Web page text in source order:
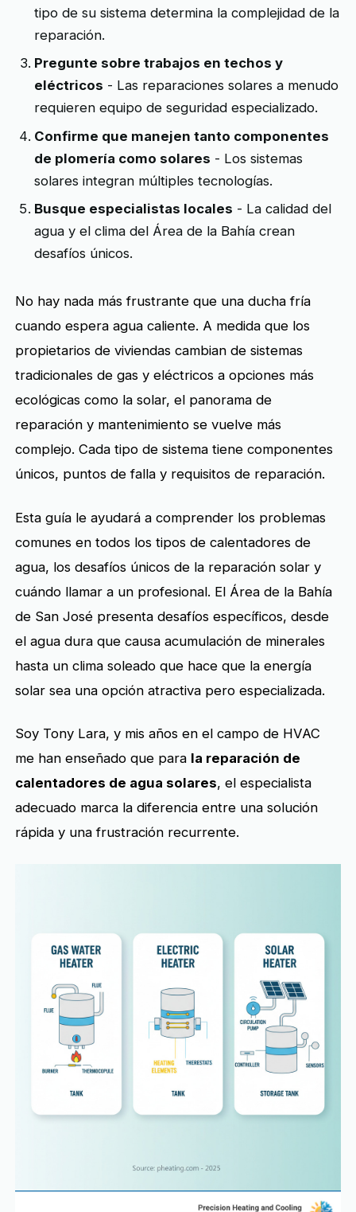
tipo de su sistema determina la complejidad de la
reparación.
Pregunte sobre trabajos en techos y
eléctricos - Las reparaciones solares a menudo
requieren equipo de seguridad especializado.
Confirme que manejen tanto componentes
de plomería como solares - Los sistemas
solares integran múltiples tecnologías.
Busque especialistas locales - La calidad del
agua y el clima del Área de la Bahía crean
desafíos únicos.
No hay nada más frustrante que una ducha fría
cuando espera agua caliente. A medida que los
propietarios de viviendas cambian de sistemas
tradicionales de gas y eléctricos a opciones más
ecológicas como la solar, el panorama de
reparación y mantenimiento se vuelve más
complejo. Cada tipo de sistema tiene componentes
únicos, puntos de falla y requisitos de reparación.
Esta guía le ayudará a comprender los problemas
comunes en todos los tipos de calentadores de
agua, los desafíos únicos de la reparación solar y
cuándo llamar a un profesional. El Área de la Bahía
de San José presenta desafíos específicos, desde
el agua dura que causa acumulación de minerales
hasta un clima soleado que hace que la energía
solar sea una opción atractiva pero especializada.
Soy Tony Lara, y mis años en el campo de HVAC
me han enseñado que para la reparación de
calentadores de agua solares, el especialista
adecuado marca la diferencia entre una solución
rápida y una frustración recurrente.